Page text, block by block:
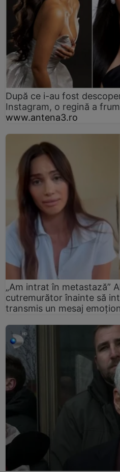
După ce i-au fost
Instagram, o regină a
www.antena3.ro
„Am intrat în metastază”
cutremurător înainte să
transmis un mesaj